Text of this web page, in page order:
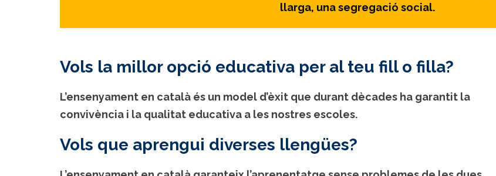
llarga, una segregació social.
Vols la millor opció educativa per al teu fill o filla?
L’ensenyament en català és un model d’èxit que durant dècades ha garantit la
convivència i la qualitat educativa a les nostres escoles.
Vols que aprengui diverses llengües?